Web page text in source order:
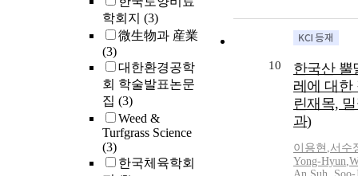
학회지 (3)
微生物과 産業
(3)
대한환경공학
회 학술발표논문
집 (3)
Weed &
Turfgrass Science
(3)
한국체육학회
indica were
results will be
estimate
dynamics of
herbicide-
management
the paddy
cyclodextrin
stevioside
investigated.
in the
have many
advantages
화를 주기 때
various
depressors,
sugars, and
the
maltosyl-β-
from β-
and site
review of
The test site
based on the
speed for
lane road.
green
10
한국산 뿔
레에 대한
린재목,
과)
이용현 ,서수
Yong-Hyun,